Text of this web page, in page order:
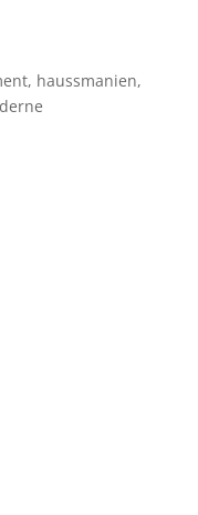
haussmanien,